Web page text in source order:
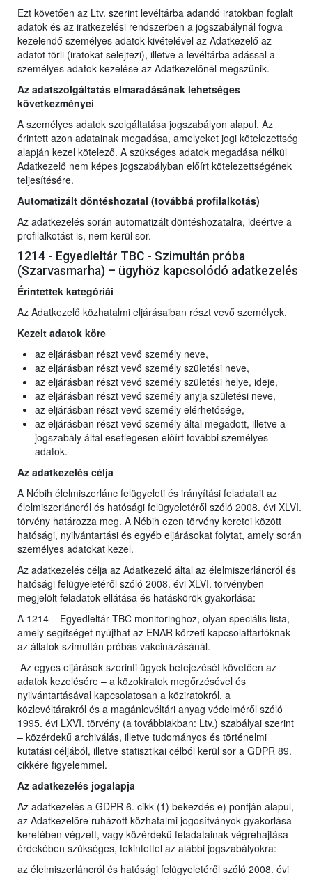
Ezt követően az Ltv. szerint levéltárba adandó iratokban foglalt
adatok és az iratkezelési rendszerben a jogszabálynál fogva
kezelendő személyes adatok kivételével az Adatkezelő az
adatot törli (iratokat selejtezi), illetve a levéltárba adással a
személyes adatok kezelése az Adatkezelőnél megszűnik.
Az adatszolgáltatás elmaradásának lehetséges
következményei
A személyes adatok szolgáltatása jogszabályon alapul. Az
érintett azon adatainak megadása, amelyeket jogi kötelezettség
alapján kezel kötelező. A szükséges adatok megadása nélkül
Adatkezelő nem képes jogszabályban előírt kötelezettségének
teljesítésére.
Automatizált döntéshozatal (továbbá profilalkotás)
Az adatkezelés során automatizált döntéshozatalra, ideértve a
profilalkotást is, nem kerül sor.
1214 - Egyedleltár TBC - Szimultán próba
(Szarvasmarha) – ügyhöz kapcsolódó adatkezelés
Érintettek kategóriái
Az Adatkezelő közhatalmi eljárásaiban részt vevő személyek.
Kezelt adatok köre
az eljárásban részt vevő személy neve,
az eljárásban részt vevő személy születési neve,
az eljárásban részt vevő személy születési helye, ideje,
az eljárásban részt vevő személy anyja születési neve,
az eljárásban részt vevő személy elérhetősége,
az eljárásban részt vevő személy által megadott, illetve a
jogszabály által esetlegesen előírt további személyes
adatok.
Az adatkezelés célja
A Nébih élelmiszerlánc felügyeleti és irányítási feladatait az
élelmiszerláncról és hatósági felügyeletéről szóló 2008. évi XLVI.
törvény határozza meg. A Nébih ezen törvény keretei között
hatósági, nyilvántartási és egyéb eljárásokat folytat, amely során
személyes adatokat kezel.
Az adatkezelés célja az Adatkezelő által az élelmiszerláncról és
hatósági felügyeletéről szóló 2008. évi XLVI. törvényben
megjelölt feladatok ellátása és hatáskörök gyakorlása:
A 1214 – Egyedleltár TBC monitoringhoz, olyan speciális lista,
amely segítséget nyújthat az ENAR körzeti kapcsolattartóknak
az állatok szimultán próbás vakcinázásánál.
Az egyes eljárások szerinti ügyek befejezését követően az
adatok kezelésére – a közokiratok megőrzésével és
nyilvántartásával kapcsolatosan a köziratokról, a
közlevéltárakról és a magánlevéltári anyag védelméről szóló
1995. évi LXVI. törvény (a továbbiakban: Ltv.) szabályai szerint
– közérdekű archiválás, illetve tudományos és történelmi
kutatási céljából, illetve statisztikai célból kerül sor a GDPR 89.
cikkére figyelemmel.
Az adatkezelés jogalapja
Az adatkezelés a GDPR 6. cikk (1) bekezdés e) pontján alapul,
az Adatkezelőre ruházott közhatalmi jogosítványok gyakorlása
keretében végzett, vagy közérdekű feladatainak végrehajtása
érdekében szükséges, tekintettel az alábbi jogszabályokra:
az élelmiszerláncról és hatósági felügyeletéről szóló 2008. évi